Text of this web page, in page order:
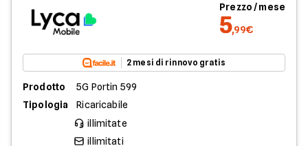
Prezzo / mese
5,99€
2 mesi di rinnovo gratis
Prodotto
5G Portin 599
Tipologia
Ricaricabile
illimitate
illimitati